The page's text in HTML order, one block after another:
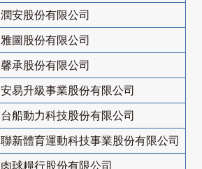
潤安股份有限公司
雅圖股份有限公司
馨承股份有限公司
安易升級事業股份有限公司
台船動力科技股份有限公司
聯新體育運動科技事業股份有限公司
肉球糧行股份有限公司